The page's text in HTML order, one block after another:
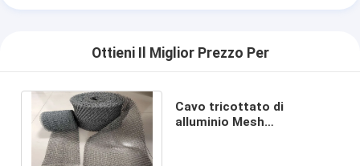
Ottieni Il Miglior Prezzo Per
Cavo tricottato di
alluminio Mesh